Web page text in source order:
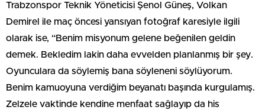
Trabzonspor Teknik Yöneticisi Şenol Güneş, Volkan
Demirel ile maç öncesi yansıyan fotoğraf karesiyle ilgili
olarak ise, “Benim misyonum gelene beğenilen geldin
demek. Bekledim lakin daha evvelden planlanmış bir şey.
Oyunculara da söylemiş bana söyleneni söylüyorum.
Benim kamuoyuna verdiğim beyanatı başında kurgulamış.
Zelzele vaktinde kendine menfaat sağlayıp da his